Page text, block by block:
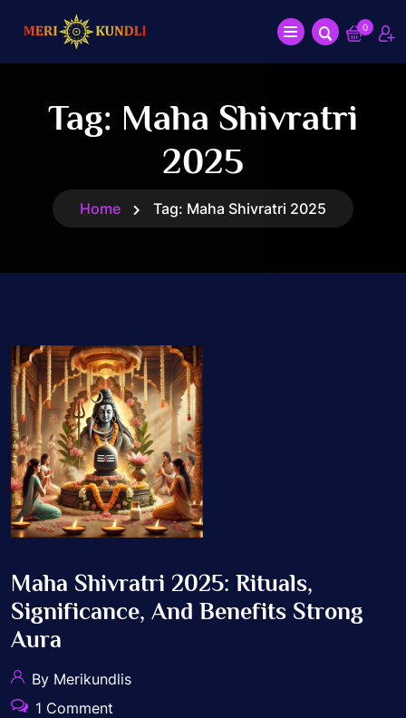
0
Tag: Maha Shivratri
2025
Home Tag: Maha Shivratri 2025
Maha Shivratri 2025: Rituals,
Significance, And Benefits Strong
Aura
By Merikundlis
1 Comment